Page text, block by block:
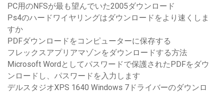
PC用のNFSが最も望んでいた2005ダウンロード
Ps4のハードワイヤリングはダウンロードをより速くしま
すか
PDFダウンロードをコンピューターに保存する
フレックスアプリアマゾンをダウンロードする方法
Microsoft Wordとしてパスワードで保護されたPDFをダウ
ンロードし、パスワードを入力します
デルスタジオXPS 1640 Windows 7ドライバーのダウンロ